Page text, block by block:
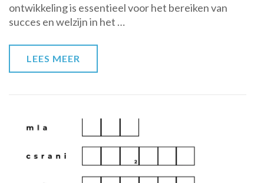
voor
Persoonlijke
ontwikkeling is essentieel voor het bereiken van
succes en welzijn in het …
LEES MEER